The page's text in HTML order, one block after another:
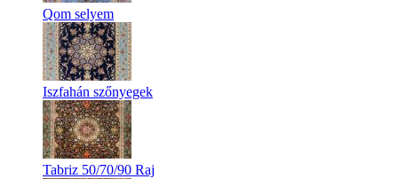
Qom selyem
Iszfahán szőnyegek
Tabriz 50/70/90 Raj